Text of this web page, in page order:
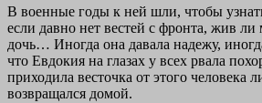
В военные годы к ней шли, чтобы
если давно нет вестей с фронта, жив
дочь… Иногда она давала надежу,
что Евдокия на глазах у всех рвала
приходила весточка от этого человека
возвращался домой.